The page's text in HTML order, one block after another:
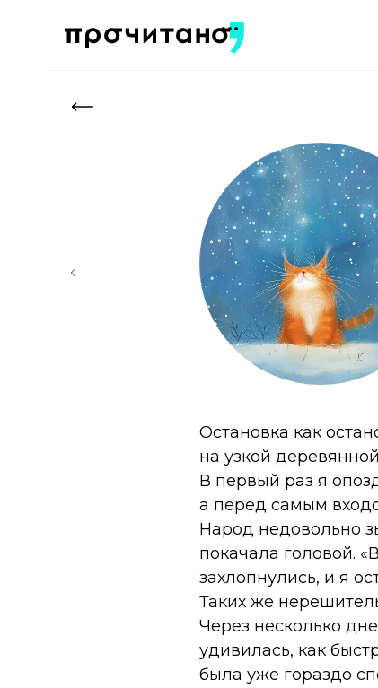
Остановка как
на узкой
В первый раз я
а перед самым
Народ недовольно
покачала головой.
захлопнулись, и я
Таких же
Через несколько
удивилась, как
была уже гораздо